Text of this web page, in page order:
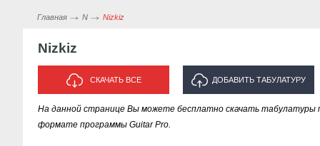
Главная N Nizkiz
Nizkiz
СКАЧАТЬ ВСЕ ДОБАВИТЬ ТАБУЛАТУРУ
ИСПОЛНИТЕЛЯ "NIZKIZ"
На данной странице Вы можете бесплатно скачать табулатуры
формате программы Guitar Pro.